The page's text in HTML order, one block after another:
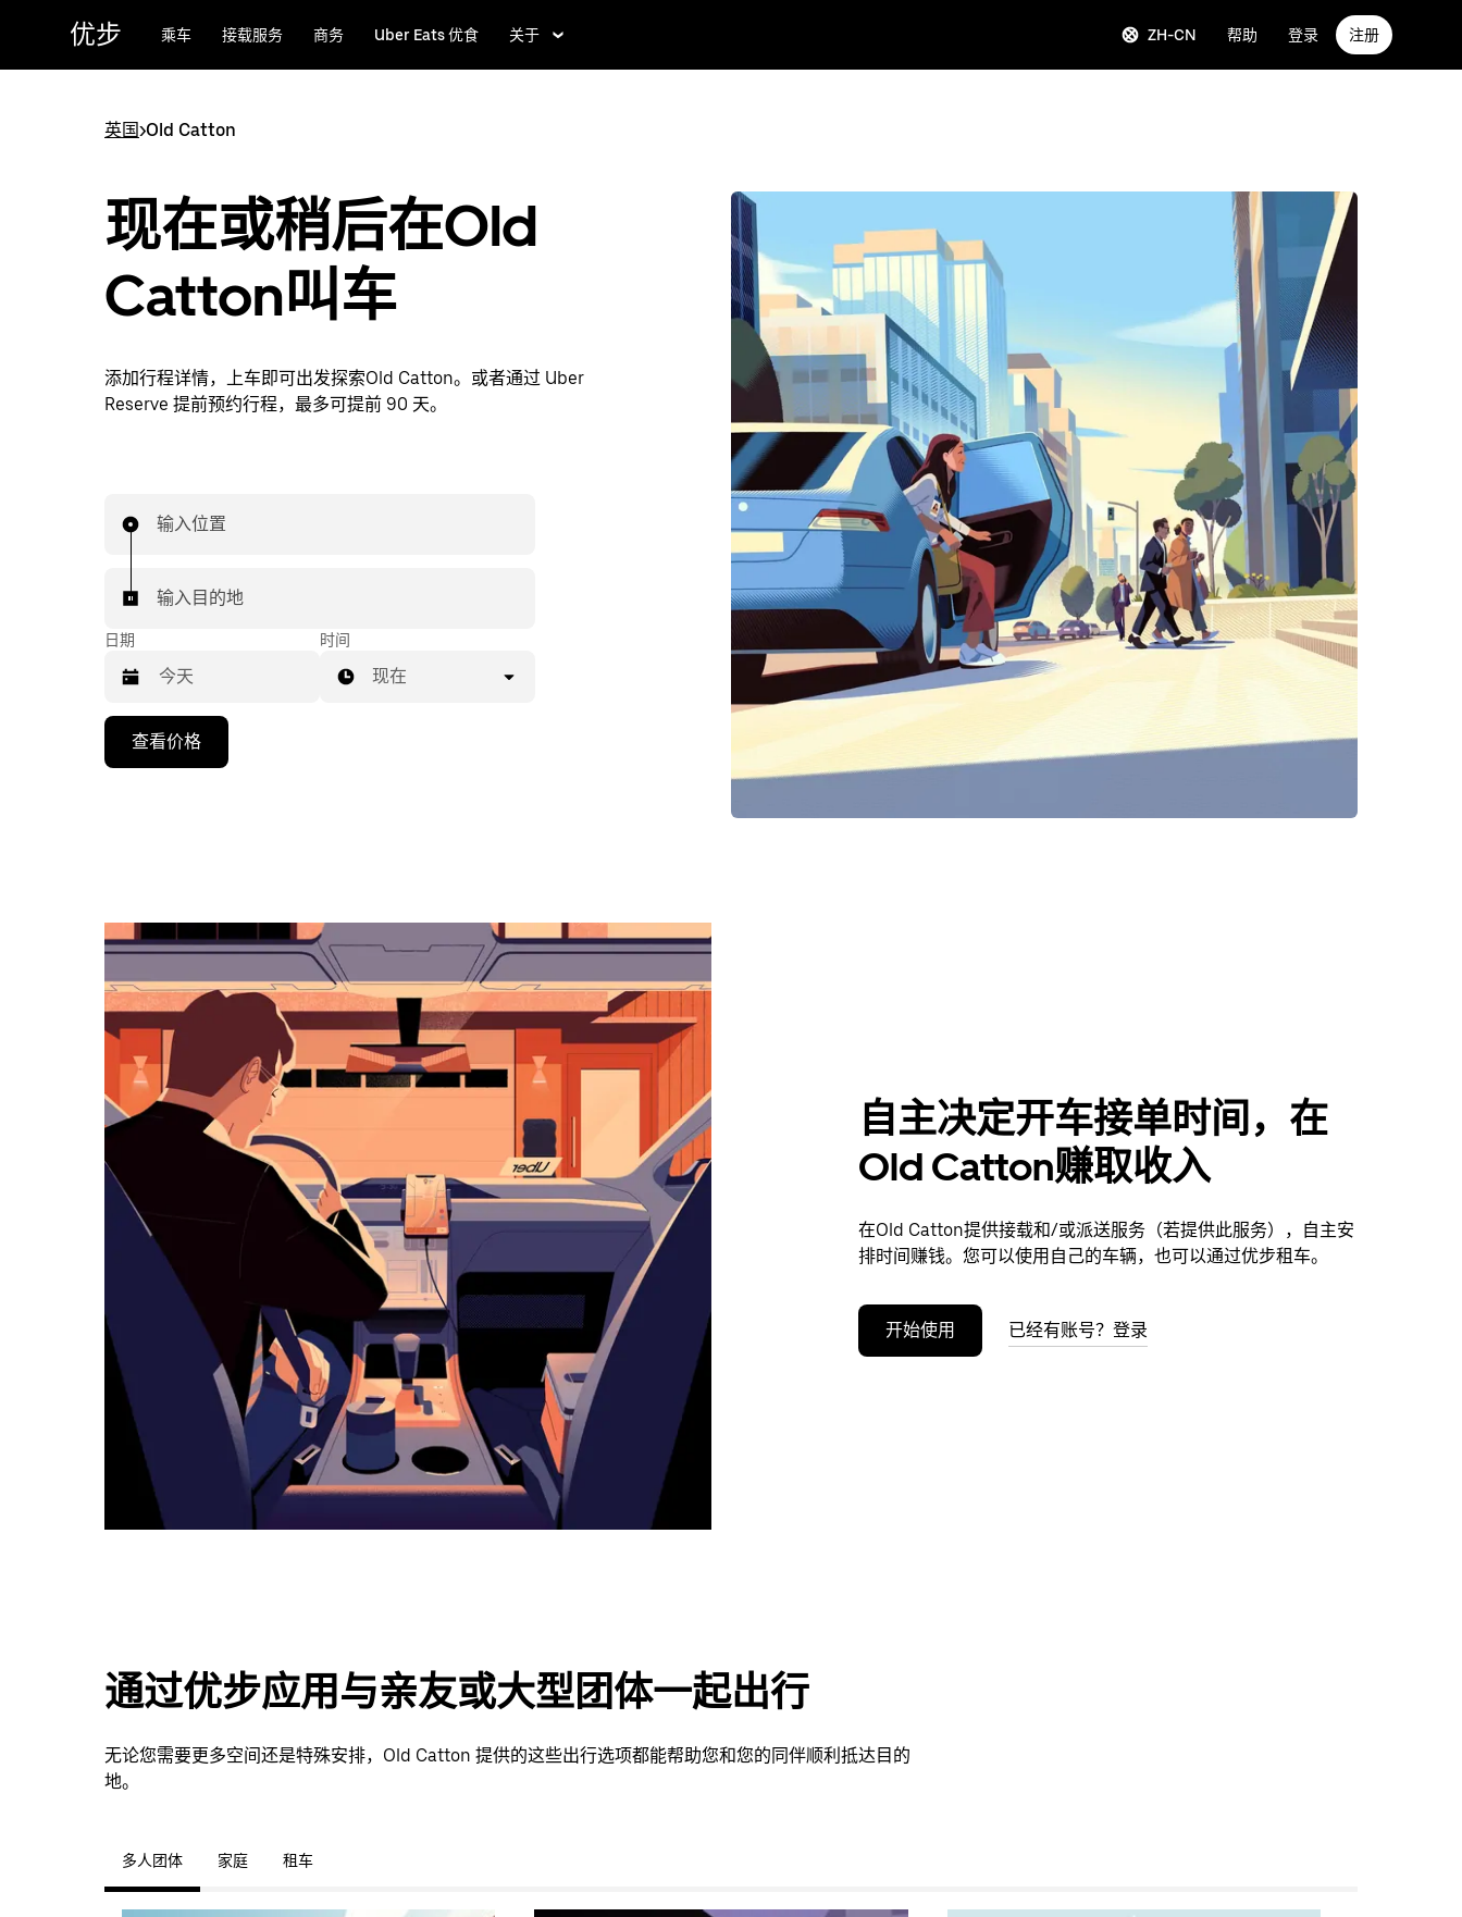
优步 乘车 接载服务 商务 Uber Eats 优食 关于 ZH-CN 帮助 登录 注册
英国>Old Catton
现在或稍后在Old
Catton叫车
添加行程详情，上车即可出发探索Old Catton。或者通过 Uber
Reserve 提前预约行程，最多可提前 90 天。
输入位置
输入目的地
日期
向
览
历
日
期。
退
日
历。
时间
现在
查看价格
自主决定开车接单时间，在
Old Catton赚取收入
在Old Catton提供接载和/或派送服务（若提供此服务），自主安
排时间赚钱。您可以使用自己的车辆，也可以通过优步租车。
开始使用 已经有账号？登录
通过优步应用与亲友或大型团体一起出行
无论您需要更多空间还是特殊安排，Old Catton 提供的这些出行选项都能帮助您和您的同伴顺利抵达目的
地。
多人团体 家庭 租车